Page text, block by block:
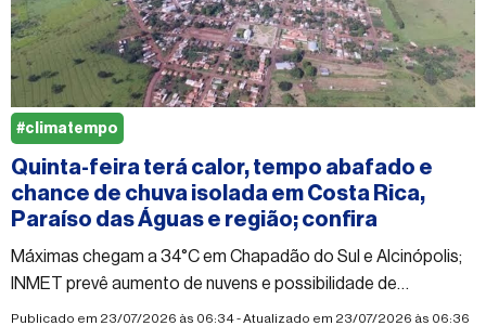
Quinta-feira terá calor, tempo abafado e
chance de chuva isolada em Costa Rica,
Paraíso das Águas e região; confira
Máximas chegam a 34°C em Chapadão do Sul e Alcinópolis;
INMET prevê aumento de nuvens e possibilidade de
pancadas isoladas
Publicado em 23/07/2026 às 06:34 - Atualizado em 23/07/2026 às 06:36
#climatempo